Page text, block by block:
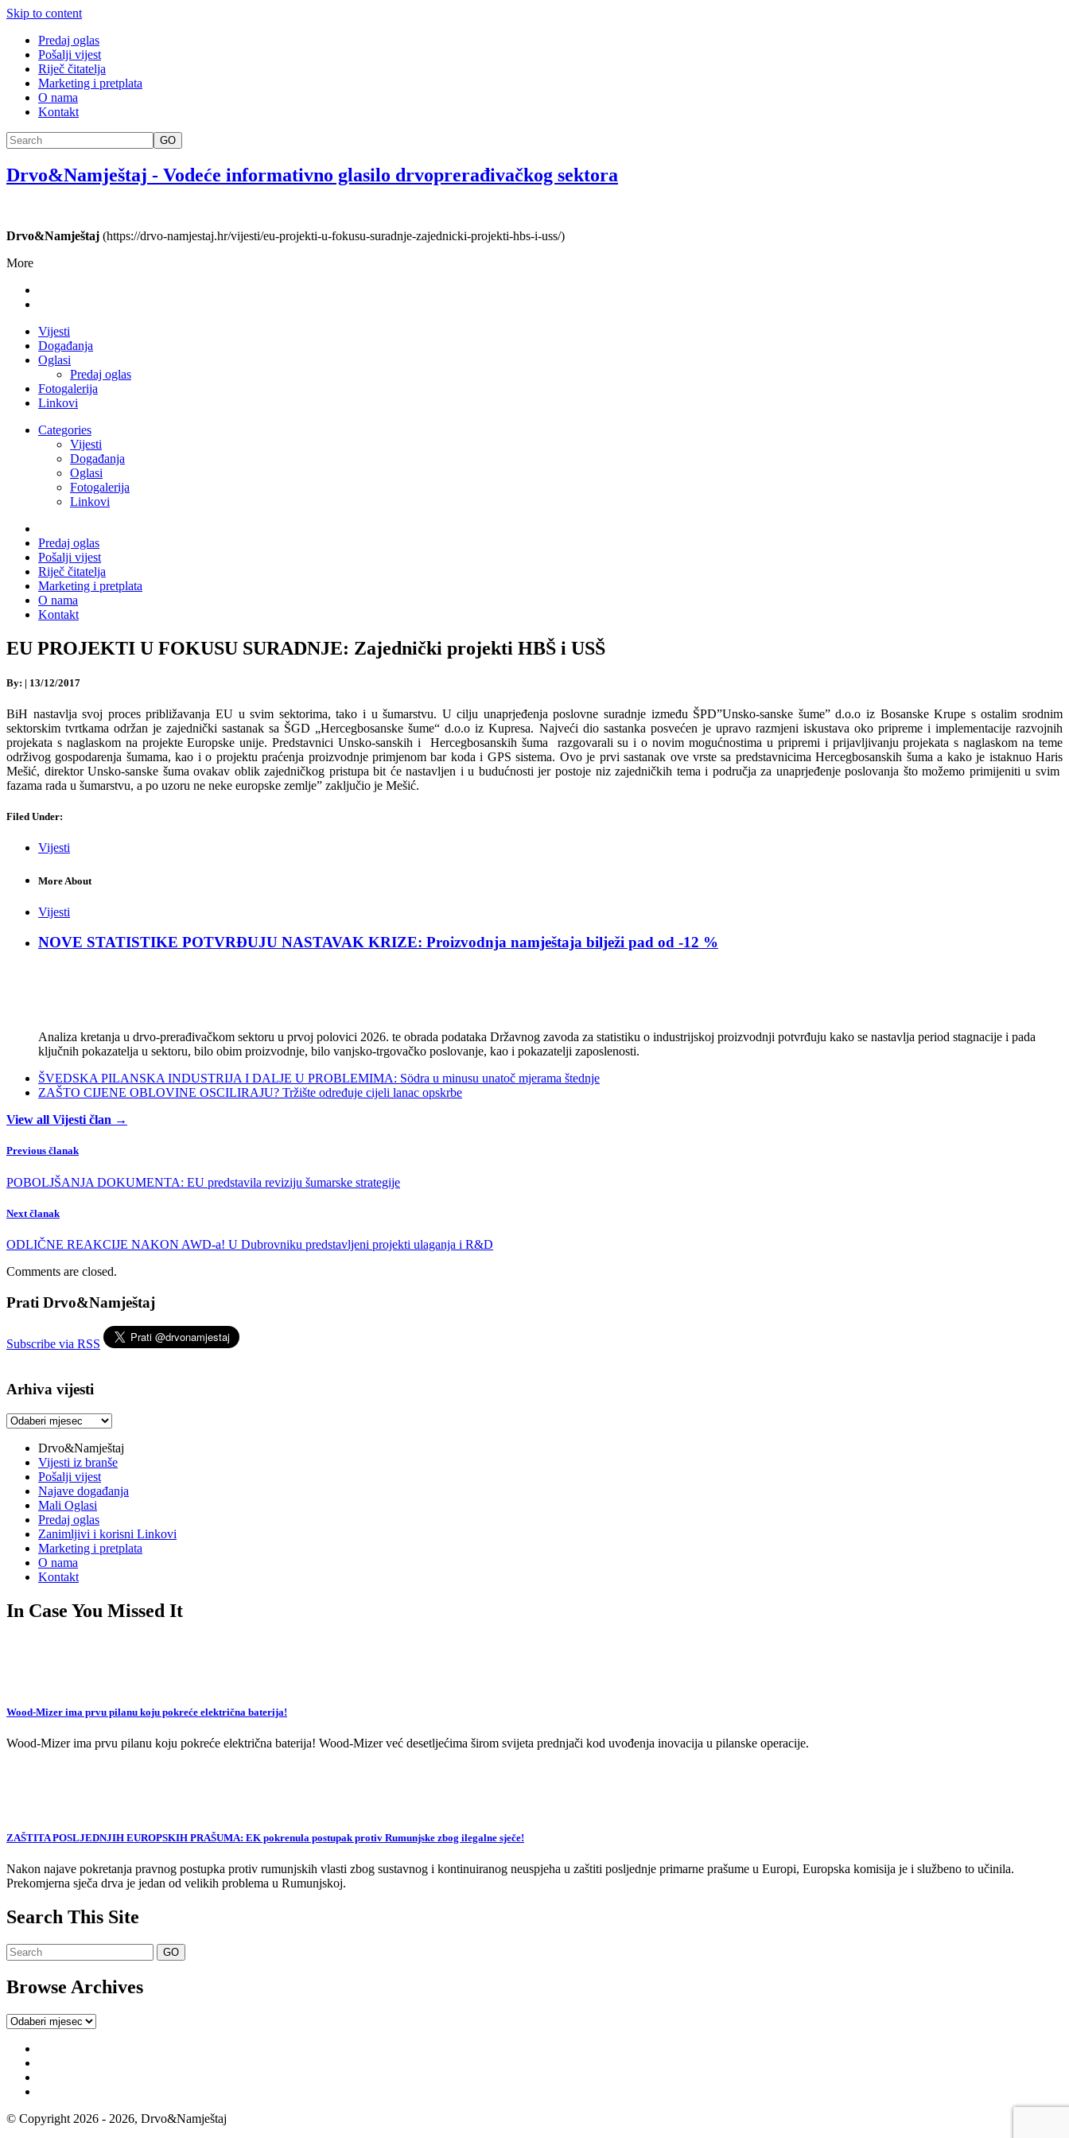
Skip to content
Predaj oglas
Pošalji vijest
Riječ čitatelja
Marketing i pretplata
O nama
Kontakt
GO
Drvo&Namještaj - Vodeće informativno glasilo drvoprerađivačkog sektora
Drvo&Namještaj (https://drvo-namjestaj.hr/vijesti/eu-projekti-u-fokusu-suradnje-zajednicki-projekti-hbs-i-uss/)
More
Vijesti
Događanja
Oglasi
Predaj oglas
Fotogalerija
Linkovi
Categories
Vijesti
Događanja
Oglasi
Fotogalerija
Linkovi
Predaj oglas
Pošalji vijest
Riječ čitatelja
Marketing i pretplata
O nama
Kontakt
EU PROJEKTI U FOKUSU SURADNJE: Zajednički projekti HBŠ i USŠ
By: | 13/12/2017
BiH nastavlja svoj proces približavanja EU u svim sektorima, tako i u šumarstvu. U cilju unaprjeđenja poslovne suradnje između ŠPD”Unsko-sanske šume” d.o.o iz Bosanske Krupe s ostalim srodnim
sektorskim tvrtkama održan je zajednički sastanak sa ŠGD „Hercegbosanske šume“ d.o.o iz Kupresa. Najveći dio sastanka posvećen je upravo razmjeni iskustava oko pripreme i implementacije razvojnih
projekata s naglaskom na projekte Europske unije. Predstavnici Unsko-sanskih i Hercegbosanskih šuma razgovarali su i o novim mogućnostima u pripremi i prijavljivanju projekata s naglaskom na teme
održivog gospodarenja šumama, kao i o projektu praćenja proizvodnje primjenom bar koda i GPS sistema. Ovo je prvi sastanak ove vrste sa predstavnicima Hercegbosanskih šuma a kako je istaknuo Haris
Mešić, direktor Unsko-sanske šuma ovakav oblik zajedničkog pristupa bit će nastavljen i u budućnosti jer postoje niz zajedničkih tema i područja za unaprjeđenje poslovanja što možemo primijeniti u svim
fazama rada u šumarstvu, a po uzoru ne neke europske zemlje” zaključio je Mešić.
Filed Under:
Vijesti
More About
Vijesti
NOVE STATISTIKE POTVRĐUJU NASTAVAK KRIZE: Proizvodnja namještaja bilježi pad od -12 %
Analiza kretanja u drvo-prerađivačkom sektoru u prvoj polovici 2026. te obrada podataka Državnog zavoda za statistiku o industrijskoj proizvodnji potvrđuju kako se nastavlja period stagnacije i pada
ključnih pokazatelja u sektoru, bilo obim proizvodnje, bilo vanjsko-trgovačko poslovanje, kao i pokazatelji zaposlenosti.
ŠVEDSKA PILANSKA INDUSTRIJA I DALJE U PROBLEMIMA: Södra u minusu unatoč mjerama štednje
ZAŠTO CIJENE OBLOVINE OSCILIRAJU? Tržište određuje cijeli lanac opskrbe
View all Vijesti član →
Previous članak
POBOLJŠANJA DOKUMENTA: EU predstavila reviziju šumarske strategije
Next članak
ODLIČNE REAKCIJE NAKON AWD-a! U Dubrovniku predstavljeni projekti ulaganja i R&D
Comments are closed.
Prati Drvo&Namještaj
Subscribe via RSS
Arhiva vijesti
Arhiva
Drvo&Namještaj
Vijesti iz branše
Pošalji vijest
Najave događanja
Mali Oglasi
Predaj oglas
Zanimljivi i korisni Linkovi
Marketing i pretplata
O nama
Kontakt
In Case You Missed It
Wood-Mizer ima prvu pilanu koju pokreće električna baterija!
Wood-Mizer ima prvu pilanu koju pokreće električna baterija! Wood-Mizer već desetljećima širom svijeta prednjači kod uvođenja inovacija u pilanske operacije.
ZAŠTITA POSLJEDNJIH EUROPSKIH PRAŠUMA: EK pokrenula postupak protiv Rumunjske zbog ilegalne sječe!
Nakon najave pokretanja pravnog postupka protiv rumunjskih vlasti zbog sustavnog i kontinuiranog neuspjeha u zaštiti posljednje primarne prašume u Europi, Europska komisija je i službeno to učinila.
Prekomjerna sječa drva je jedan od velikih problema u Rumunjskoj.
Search This Site
Browse Archives
Browse
© Copyright 2026 - 2026, Drvo&Namještaj